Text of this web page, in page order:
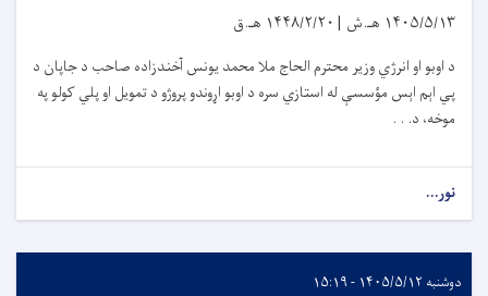
۱۴۰۵/۵/۱۳ هـ.ش | ۱۴۴۸/۲/۲۰ هـ.ق
د اوبو او انرژي وزیر محترم الحاج ملا محمد یونس آخندزاده صاحب د جاپان د
پي اېم اېس مؤسسې له استازي سره د اوبو اړوندو پروژو د تمویل او پلي کولو په
موخه، د. . .
نور...
دوشنبه ۱۴۰۵/۵/۱۲ - ۱۵:۱۹